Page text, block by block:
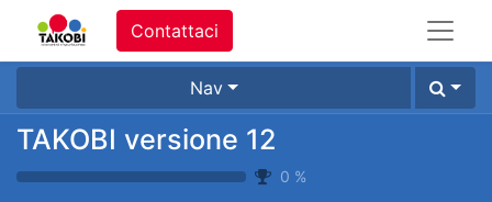
Contattaci
Nav
TAKOBI versione 12
0 %